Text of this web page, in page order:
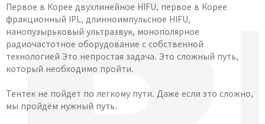
Первое в Корее двухлинейное HIFU, первое в Корее
фракционный IPL, длинноимпульсное HIFU,
нанопузырьковый ультразвук, монополярное
радиочастотное оборудование с собственной
технологией Это непростая задача. Это сложный путь,
который необходимо пройти.
Тентек не пойдет по легкому пути. Даже если это сложно,
мы пройдём нужный путь.